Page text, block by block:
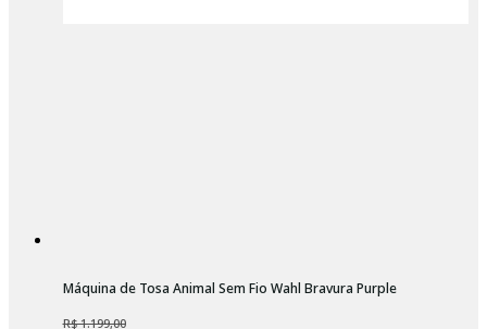
Máquina de Tosa Animal Sem Fio Wahl Bravura Purple
R$ 1.199,00